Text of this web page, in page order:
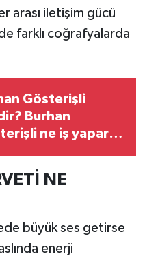
arası iletişim gücü
farklı coğrafyalarda
Gösterişli
Burhan
ne iş yapar?
NE
büyük ses getirse
enerji